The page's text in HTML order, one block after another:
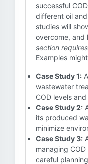
successful
different oil
studies will
overcome, and
section
Examples
Case Study 1:
wastewater
COD levels
Case Study 2:
its produced
minimize
Case Study 3:
managing
careful